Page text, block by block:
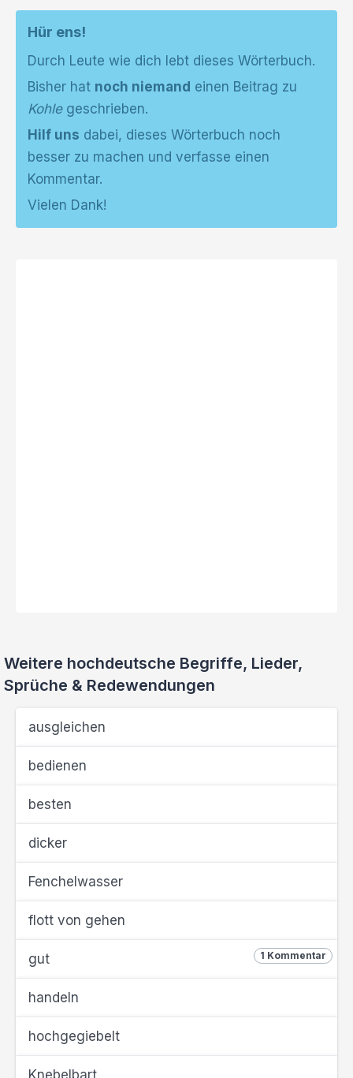
Hür ens!
Durch Leute wie dich lebt dieses Wörterbuch.
Bisher hat noch niemand einen Beitrag zu
Kohlegeschrieben.
Hilf uns dabei, dieses Wörterbuch noch
besser zu machen und verfasse einen
Kommentar.
Vielen Dank!
Weitere hochdeutsche Begriffe, Lieder,
Sprüche & Redewendungen
ausgleichen
bedienen
besten
dicker
Fenchelwasser
flott von gehen
1 Kommentar
gut
handeln
hochgegiebelt
Knebelbart